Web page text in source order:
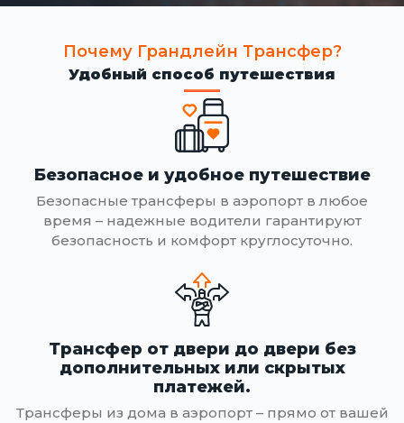
Почему Грандлейн Трансфер?
Удобный способ путешествия
Безопасное и удобное путешествие
Безопасные трансферы в аэропорт в любое
время – надежные водители гарантируют
безопасность и комфорт круглосуточно.
Трансфер от двери до двери без
дополнительных или скрытых
платежей.
Трансферы из дома в аэропорт – прямо от вашей